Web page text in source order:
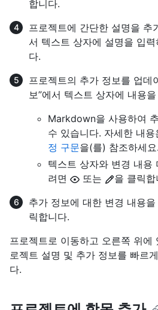
합니다.
프로젝트에 간단한 설명을 추
서 텍스트 상자에 설명을 입력
다.
프로젝트의 추가 정보를 업데
보”에서 텍스트 상자에 내용
Markdown을 사용하여
수 있습니다. 자세한 내용
정 구문을(를) 참조하세요.
텍스트 상자와 변경 내용
려면
또는
을 클릭합
추가 정보에 대한 변경 내용을
릭합니다.
프로젝트로 이동하고 오른쪽 위에
로젝트 설명 및 추가 정보를 빠르
다.